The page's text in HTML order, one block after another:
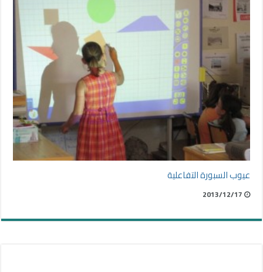
عيوب السبورة التفاعلية
2013/12/17